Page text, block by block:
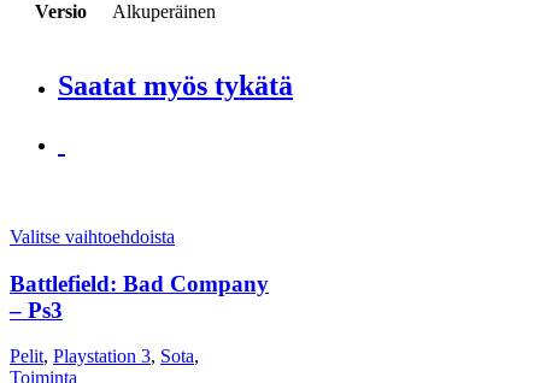
Versio Alkuperäinen
Saatat myös tykätä
Valitse vaihtoehdoista
Battlefield: Bad Company
– Ps3
Pelit, Playstation 3, Sota,
Toiminta